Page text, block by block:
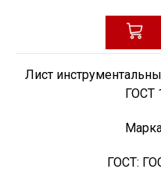
Лист
ГОСТ
ГОСТ: